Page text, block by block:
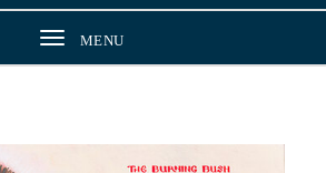
MENU
Toggle